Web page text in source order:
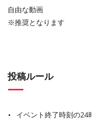
自由な動画
※推奨となります
投稿ルール
イベント終了時刻の24